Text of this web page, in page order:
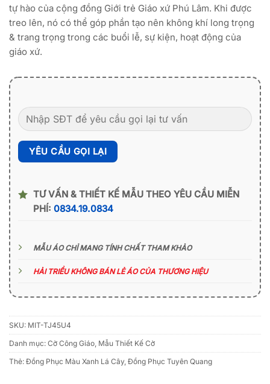
tự hào của cộng đồng Giới trẻ Giáo xứ Phú Lâm. Khi được
treo lên, nó có thể góp phần tạo nên không khí long trọng
& trang trọng trong các buổi lễ, sự kiện, hoạt động của
giáo xứ.
TƯ VẤN & THIẾT KẾ MẪU THEO YÊU CẦU MIỄN
PHÍ: 0834.19.0834
MẪU ÁO CHỈ MANG TÍNH CHẤT THAM KHẢO
HẢI TRIỀU KHÔNG BÁN LẺ ÁO CỦA THƯƠNG HIỆU
SKU: MIT-TJ45U4
Danh mục: Cờ Công Giáo, Mẫu Thiết Kế Cờ
Thẻ: Đồng Phục Màu Xanh Lá Cây, Đồng Phục Tuyên Quang